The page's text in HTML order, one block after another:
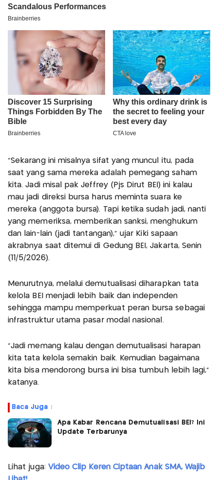
"Sekarang ini misalnya sifat yang muncul itu, pada
saat yang sama mereka adalah pemegang saham
kita. Jadi misal pak Jeffrey (Pjs Dirut BEI) ini kalau
mau jadi direksi bursa harus meminta suara ke
mereka (anggota bursa). Tapi ketika sudah jadi, nanti
yang memeriksa, memberikan sanksi, menghukum
dan lain-lain (jadi tantangan)," ujar Kiki sapaan
akrabnya saat ditemui di Gedung BEI, Jakarta, Senin
(11/5/2026).
Menurutnya, melalui demutualisasi diharapkan tata
kelola BEI menjadi lebih baik dan independen
sehingga mampu memperkuat peran bursa sebagai
infrastruktur utama pasar modal nasional.
"Jadi memang kalau dengan demutualisasi harapan
kita tata kelola semakin baik. Kemudian bagaimana
kita bisa mendorong bursa ini bisa tumbuh lebih lagi,"
katanya.
Baca Juga :
Apa Kabar Rencana Demutualisasi BEI? Ini
Update Terbarunya
Lihat juga: Video Clip Keren Ciptaan Anak SMA, Wajib